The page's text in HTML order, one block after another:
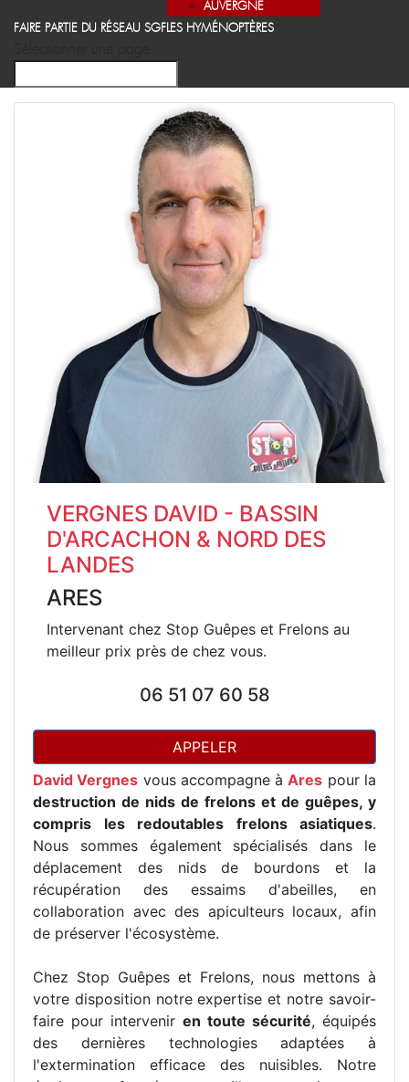
AUVERGNE
FAIRE PARTIE DU RÉSEAU SGFLES HYMÉNOPTÈRES
VERGNES DAVID - BASSIN
D'ARCACHON & NORD DES
LANDES
ARES
Intervenant chez Stop Guêpes et Frelons au
meilleur prix près de chez vous.
06 51 07 60 58
APPELER
David Vergnes vous accompagne àAres pour la
destruction de nids de frelons et de guêpes, y
compris les redoutables frelons asiatiques.
Nous sommes également spécialisés dans le
déplacement des nids de bourdons et la
récupération des essaims d'abeilles, en
collaboration avec des apiculteurs locaux, afin
de préserver l'écosystème.
Chez Stop Guêpes et Frelons, nous mettons à
votre disposition notre expertise et notre savoir-
faire pour intervenir en toute sécurité, équipés
des dernières technologies adaptées à
l'extermination efficace des nuisibles. Notre